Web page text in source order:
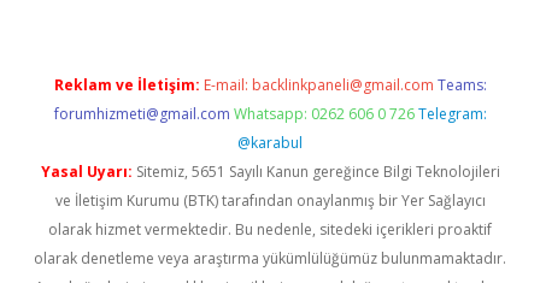
Reklam ve İletişim: E-mail: backlinkpaneli@gmail.com Teams:
forumhizmeti@gmail.com Whatsapp: 0262 606 0 726 Telegram:
@karabul
Yasal Uyarı: Sitemiz, 5651 Sayılı Kanun gereğince Bilgi Teknolojileri
ve İletişim Kurumu (BTK) tarafından onaylanmış bir Yer Sağlayıcı
olarak hizmet vermektedir. Bu nedenle, sitedeki içerikleri proaktif
olarak denetleme veya araştırma yükümlülüğümüz bulunmamaktadır.